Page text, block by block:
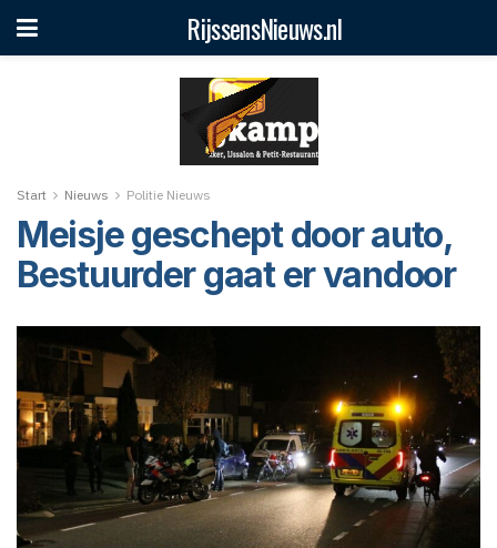
RijssensNieuws.nl
Start Nieuws Politie Nieuws
Meisje geschept door auto,
Bestuurder gaat er vandoor